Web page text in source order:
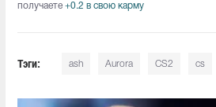
получаете +0.2 в свою карму
Тэги: ash Aurora CS2 cs